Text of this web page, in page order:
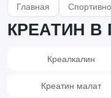
Главная
КРЕАТИН В
Креалкалин
Креатин малат